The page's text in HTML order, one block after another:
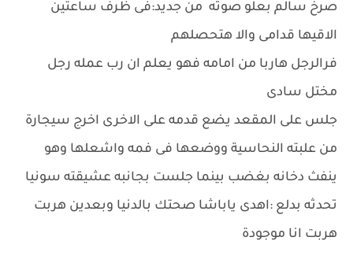
صرخ سالم بعلو صوته من جديد:فى ظرف ساعتين
الاقيها قدامى والا هتحصلهم
فرالرجل هاربا من امامه فهو يعلم ان رب عمله رجل
مختل سادى
جلس على المقعد يضع قدمه على الاخرى اخرج سيجارة
من علبته النحاسية ووضعها فى فمه واشعلها وهو
ينفث دخانه بغضب بينما جلست بجانبه عشيقته سونيا
تحدثه بدلع :اهدى ياباشا صحتك بالدنيا وبعدين هربت
هربت انا موجودة